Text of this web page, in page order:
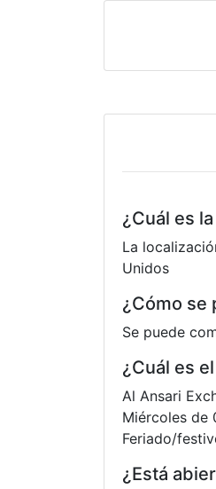
¿Cuál es
La
Unidos
¿Cómo se
Se puede
¿Cuál es
Al Ansari
Miércoles de
Feriado/
¿Está